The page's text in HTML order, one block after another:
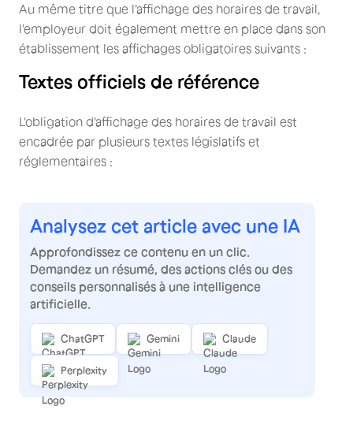
Au même titre que l'affichage des horaires de travail,
l'employeur doit également mettre en place dans son
établissement les affichages obligatoires suivants :
Textes officiels de référence
L'obligation d'affichage des horaires de travail est
encadrée par plusieurs textes législatifs et
réglementaires :
Analysez cet article avec une IA
Approfondissez ce contenu en un clic.
Demandez un résumé, des actions clés ou des
conseils personnalisés à une intelligence
artificielle.
ChatGPT Gemini Claude
Perplexity